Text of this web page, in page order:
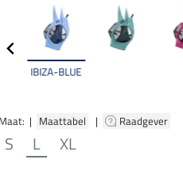
IBIZA-BLUE
Maat: | Maattabel | Raadgever
S L XL